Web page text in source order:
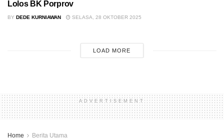
Lolos BK Porprov
BY DEDE KURNIAWAN SELASA, 28 OKTOBER 2025
LOAD MORE
ADVERTISEMENT
Home Berita Utama